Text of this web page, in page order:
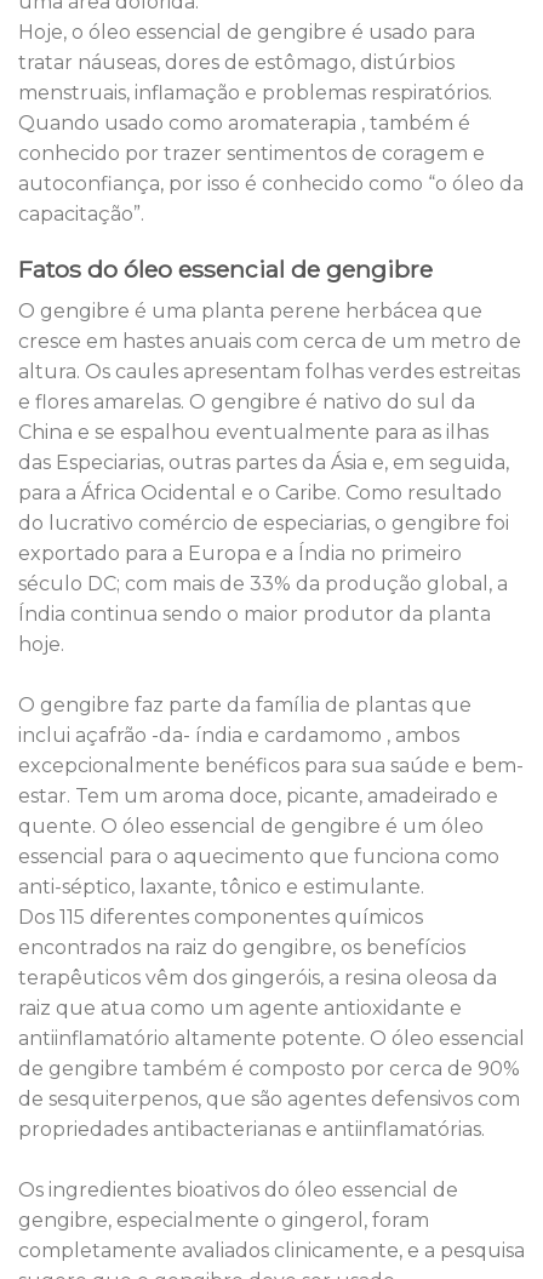
Hoje, o óleo essencial de gengibre é usado para
tratar náuseas, dores de estômago, distúrbios
menstruais, inflamação e problemas respiratórios.
Quando usado como aromaterapia , também é
conhecido por trazer sentimentos de coragem e
autoconfiança, por isso é conhecido como “o óleo da
capacitação”.
Fatos do óleo essencial de gengibre
O gengibre é uma planta perene herbácea que
cresce em hastes anuais com cerca de um metro de
altura. Os caules apresentam folhas verdes estreitas
e flores amarelas. O gengibre é nativo do sul da
China e se espalhou eventualmente para as ilhas
das Especiarias, outras partes da Ásia e, em seguida,
para a África Ocidental e o Caribe. Como resultado
do lucrativo comércio de especiarias, o gengibre foi
exportado para a Europa e a Índia no primeiro
século DC; com mais de 33% da produção global, a
Índia continua sendo o maior produtor da planta
hoje.
O gengibre faz parte da família de plantas que
inclui açafrão -da- índia e cardamomo , ambos
excepcionalmente benéficos para sua saúde e bem-
estar. Tem um aroma doce, picante, amadeirado e
quente. O óleo essencial de gengibre é um óleo
essencial para o aquecimento que funciona como
anti-séptico, laxante, tônico e estimulante.
Dos 115 diferentes componentes químicos
encontrados na raiz do gengibre, os benefícios
terapêuticos vêm dos gingeróis, a resina oleosa da
raiz que atua como um agente antioxidante e
antiinflamatório altamente potente. O óleo essencial
de gengibre também é composto por cerca de 90%
de sesquiterpenos, que são agentes defensivos com
propriedades antibacterianas e antiinflamatórias.
Os ingredientes bioativos do óleo essencial de
gengibre, especialmente o gingerol, foram
completamente avaliados clinicamente, e a pesquisa